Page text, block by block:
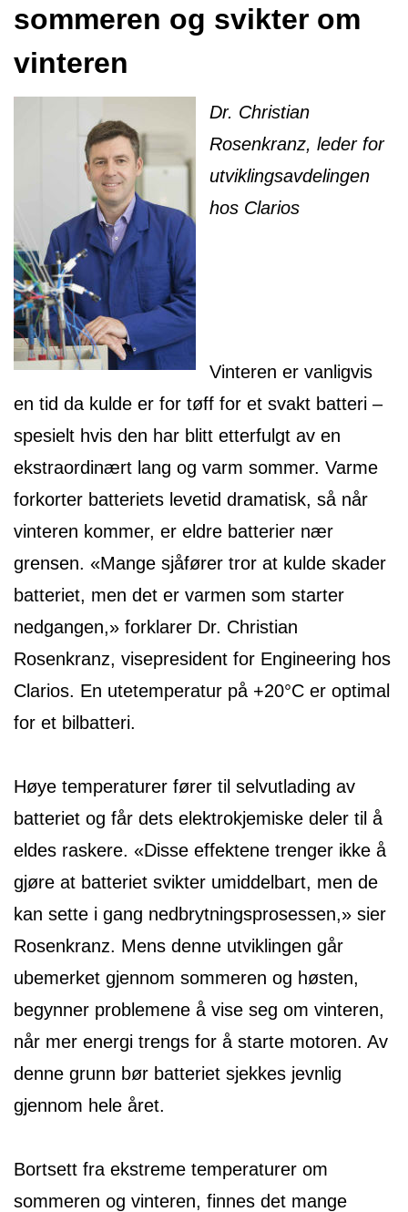
sommeren og svikter om
vinteren
Dr. Christian
Rosenkranz, leder for
utviklingsavdelingen
hos Clarios
Vinteren er vanligvis
en tid da kulde er for tøff for et svakt batteri –
spesielt hvis den har blitt etterfulgt av en
ekstraordinært lang og varm sommer. Varme
forkorter batteriets levetid dramatisk, så når
vinteren kommer, er eldre batterier nær
grensen. «Mange sjåfører tror at kulde skader
batteriet, men det er varmen som starter
nedgangen,» forklarer Dr. Christian
Rosenkranz, visepresident for Engineering hos
Clarios. En utetemperatur på +20°C er optimal
for et bilbatteri.
Høye temperaturer fører til selvutlading av
batteriet og får dets elektrokjemiske deler til å
eldes raskere. «Disse effektene trenger ikke å
gjøre at batteriet svikter umiddelbart, men de
kan sette i gang nedbrytningsprosessen,» sier
Rosenkranz. Mens denne utviklingen går
ubemerket gjennom sommeren og høsten,
begynner problemene å vise seg om vinteren,
når mer energi trengs for å starte motoren. Av
denne grunn bør batteriet sjekkes jevnlig
gjennom hele året.
Bortsett fra ekstreme temperaturer om
sommeren og vinteren, finnes det mange